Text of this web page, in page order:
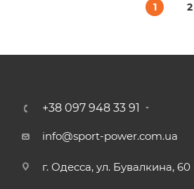
1 2
+38 097 948 33 91
info@sport-power.com.ua
г. Одесса, ул. Бувалкина, 60